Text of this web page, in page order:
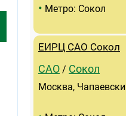
• Метро: Сокол
ЕИРЦ САО Сокол
САО / Сокол
Москва,